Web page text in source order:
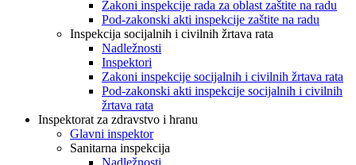
Zakoni inspekcije rada za oblast zaštite na radu
Pod-zakonski akti inspekcije zaštite na radu
Inspekcija socijalnih i civilnih žrtava rata
Nadležnosti
Inspektori
Zakoni inspekcije socijalnih i civilnih žrtava rata
Pod-zakonski akti inspekcije socijalnih i civilnih
žrtava rata
Inspektorat za zdravstvo i hranu
Glavni inspektor
Sanitarna inspekcija
Nadležnosti